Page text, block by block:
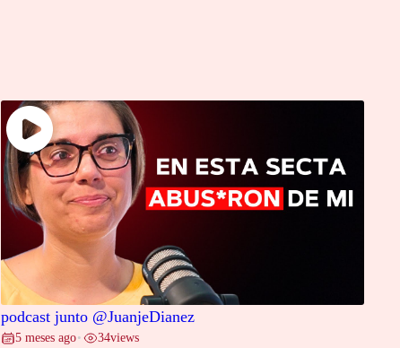
podcast junto @JuanjeDianez
5 meses ago• 34views